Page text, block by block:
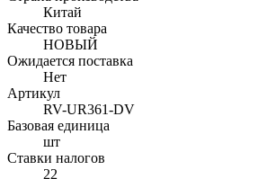
Китай
Качество товара
НОВЫЙ
Ожидается поставка
Нет
Артикул
RV-UR361-DV
Базовая единица
шт
Ставки налогов
22